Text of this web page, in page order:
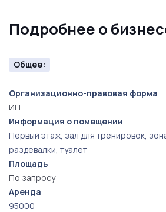
Подробнее о
Общее:
Организационно-правовая форма
ИП
Информация о помещении
Первый этаж, зал для тренировок,
раздевалки, туалет
Площадь
По запросу
Аренда
95000